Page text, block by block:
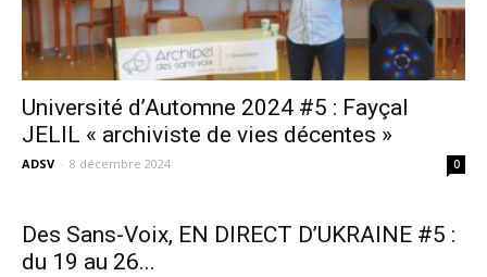
voix
Université d’Automne 2024 #5 : Fayçal
JELIL « archiviste de vies décentes »
ADSV - 8 décembre 2024 0
Des Sans-Voix, EN DIRECT D’UKRAINE #5 :
du 19 au 26...